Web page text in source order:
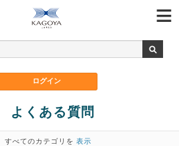
よくある質問
すべてのカテゴリを 表示